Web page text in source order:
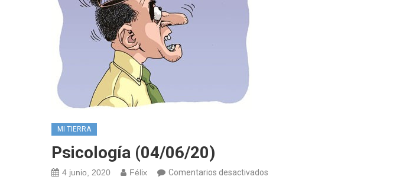
MI TIERRA
Psicología (04/06/20)
4 junio, 2020 Félix Comentarios desactivados